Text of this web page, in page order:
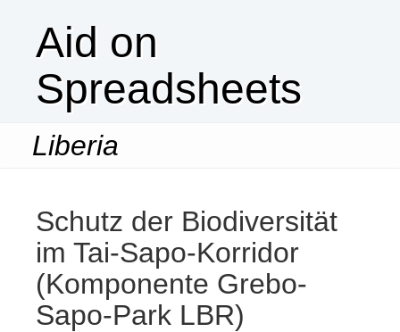
Aid on
Spreadsheets
Liberia
Schutz der Biodiversität
im Tai-Sapo-Korridor
(Komponente Grebo-
Sapo-Park LBR)